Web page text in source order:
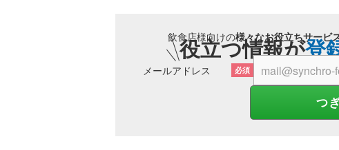
飲食店様向けの様々なお役立ちサービ
役立つ情報が登
メールアドレス 必須